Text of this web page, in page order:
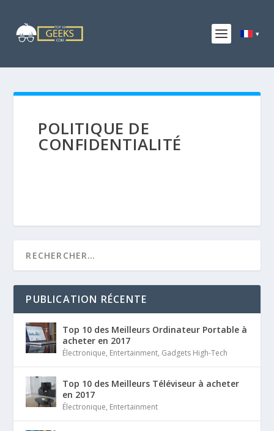
POLITIQUE DE
CONFIDENTIALITÉ
PUBLICATION RÉCENTE
Top 10 des Meilleurs Ordinateur Portable à
acheter en 2017
Électronique, Entertainment, Gadgets High-Tech
Top 10 des Meilleurs Téléviseur à acheter
en 2017
Électronique, Entertainment